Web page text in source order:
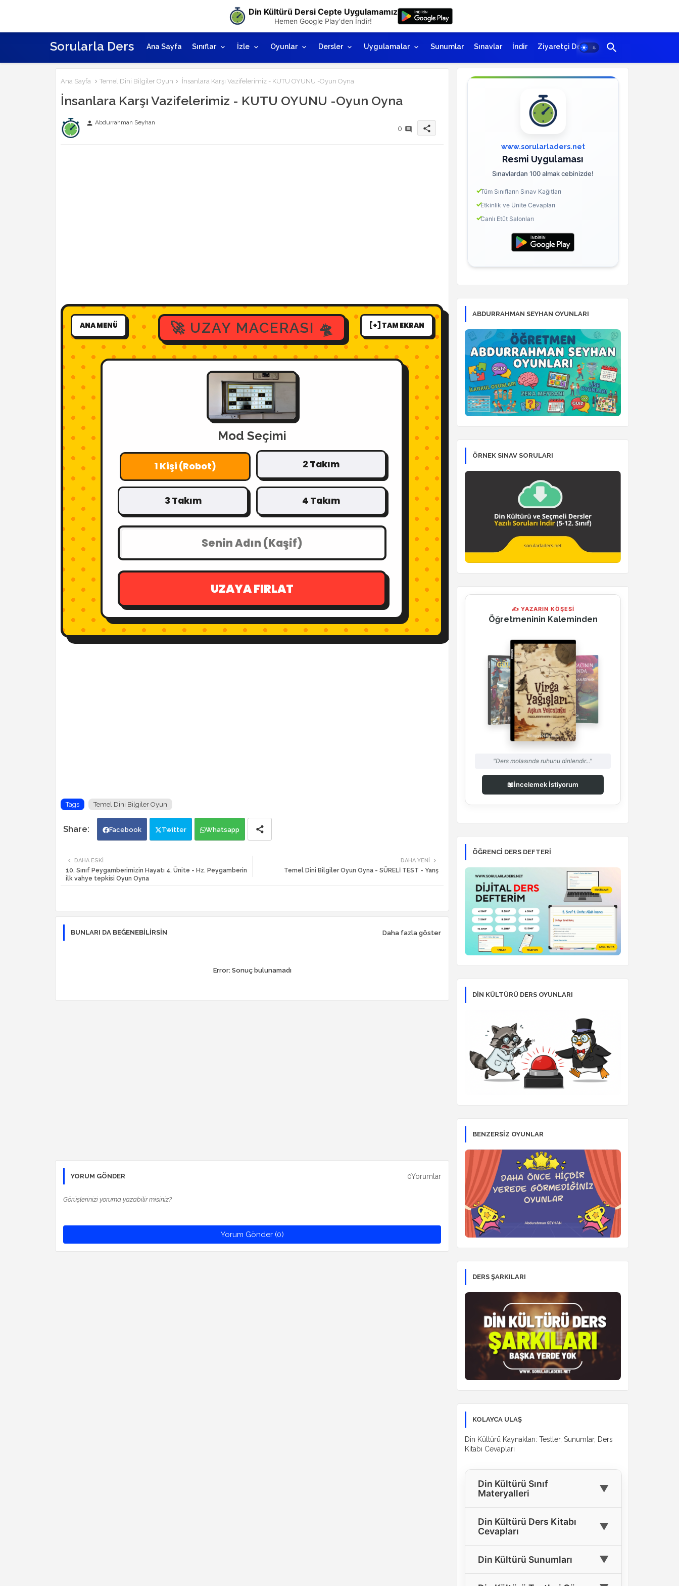
Sorularla Ders Ana Sayfa Sınıflar İzle Oyunlar Dersler Uygulamalar Sunumlar Sınavlar İndir Ziyaretçi Defteri
Ana Sayfa Temel Dini Bilgiler Oyun İnsanlara Karşı Vazifelerimiz - KUTU OYUNU -Oyun Oyna
İnsanlara Karşı Vazifelerimiz - KUTU OYUNU -Oyun Oyna
person Abdurrahman Seyhan
0 share
ANA MENÜ [+] TAM EKRAN
🚀 UZAY MACERASI 🛸
Mod Seçimi
1 Kişi (Robot) 2 Takım
3 Takım 4 Takım
UZAYA FIRLAT
Tags Temel Dini Bilgiler Oyun
Facebook Twitter Whatsapp
DAHA YENI
Temel Dini Bilgiler Oyun Oyna - SÜRELİ TEST - Yarış
DAHA ESKI
10. Sınıf Peygamberimizin Hayatı 4. Ünite - Hz. Peygamberin
ilk vahye tepkisi Oyun Oyna
BUNLARI DA BEĞENEBILIRSIN Daha fazla göster
Error:Sonuç bulunamadı
YORUM GÖNDER 0Yorumlar
Görüşlerinizi yoruma yazabilir misiniz?
Yorum Gönder (0)
www.sorularladers.net
Resmi Uygulaması
Sınavlardan 100 almak cebinizde!
Tüm Sınıfların Sınav Kağıtları
Etkinlik ve Ünite Cevapları
Canlı Etüt Salonları
ABDURRAHMAN SEYHAN OYUNLARI
ÖRNEK SINAV SORULARI
✍ YAZARIN KÖŞESİ
Öğretmeninin Kaleminden
"Ders molasında ruhunu dinlendir..."
📖İncelemek İstiyorum
ÖĞRENCI DERS DEFTERI
DİN KÜLTÜRÜ DERS OYUNLARI
BENZERSİZ OYUNLAR
DERS ŞARKILARI
KOLAYCA ULAŞ
Din Kültürü Kaynakları: Testler, Sunumlar, Ders
Kitabı Cevapları
Din Kültürü Sınıf
Materyalleri
▼
🎓 4. Sınıf Din Kültürü Materyalleri
🎓 5. Sınıf Din Kültürü Materyalleri
🎓 6. Sınıf Din Kültürü Materyalleri
Din Kültürü Ders Kitabı
Cevapları
▼
📘
4. Sınıf Din Kültürü Ders Kitabı
Cevapları
Din Kültürü Sunumları ▼
Tüm Sınıflar İçin Din Kültürü
Din Kültürü Dersi Cepte Uygulamamız
Hemen Google Play'den İndir!